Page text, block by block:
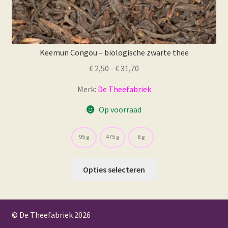
Keemun Congou – biologische zwarte thee
€ 2,50 - € 31,70
tot
€ 31,70
Merk: De Theefabriek
Op voorraad
95 g 475 g 8 g
Opties selecteren
meerdere
© De Theefabriek 2026